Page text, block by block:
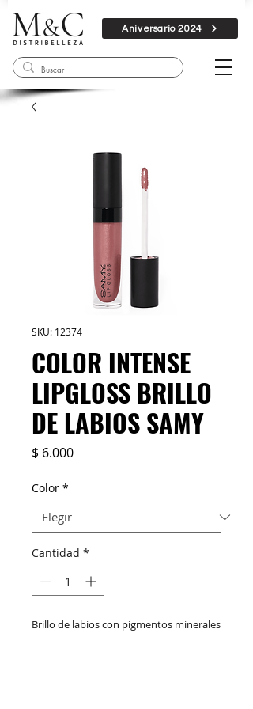
Aniversario 2024
SKU: 12374
COLOR INTENSE
LIPGLOSS BRILLO
DE LABIOS SAMY
$ 6.000Precio
Color *
Cantidad *
Brillo de labios con pigmentos minerales